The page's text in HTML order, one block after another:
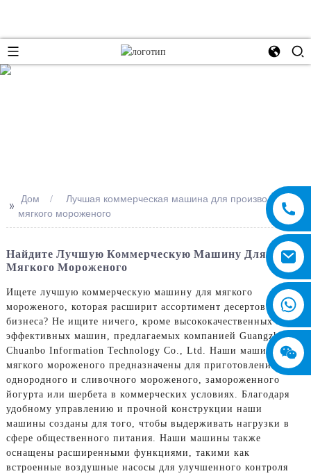
>> Дом
Лучшая коммерческая машина для производства
мягкого мороженого
Найдите Лучшую Коммерческую Машину Для
Мягкого Мороженого
Ищете лучшую коммерческую машину для мягкого
мороженого, которая расширит ассортимент десертов вашего
бизнеса? Не ищите ничего, кроме высококачественных и
эффективных машин, предлагаемых компанией Guangzhou
Chuanbo Information Technology Co., Ltd. Наши машины для
мягкого мороженого предназначены для приготовления
однородного и сливочного мороженого, замороженного
йогурта или шербета в коммерческих условиях. Благодаря
удобному управлению и прочной конструкции наши
машины созданы для того, чтобы выдерживать нагрузки в
сфере общественного питания. Наши машины также
оснащены расширенными функциями, такими как
встроенные воздушные насосы для улучшенного контроля